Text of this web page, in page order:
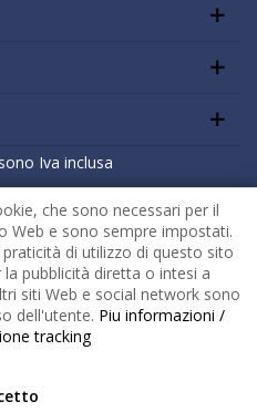
Iva inclusa
by426 - Your Digital Upgrade
che sono necessari per il
Web e sono sempre impostati.
di utilizzo di questo sito
pubblicità diretta o intesi a
siti Web e social network sono
dell'utente. Piu informazioni /
tracking